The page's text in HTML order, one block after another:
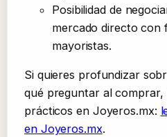
Posibilidad de
mercado directo con
mayoristas.
Si quieres profundizar
qué preguntar al comprar,
prácticos en Joyeros.mx:
en Joyeros.mx.